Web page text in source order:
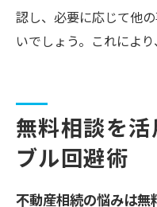
認し、必要に応じて他
いでしょう。これによ
無料相談を
ブル回避術
不動産相続の悩みは